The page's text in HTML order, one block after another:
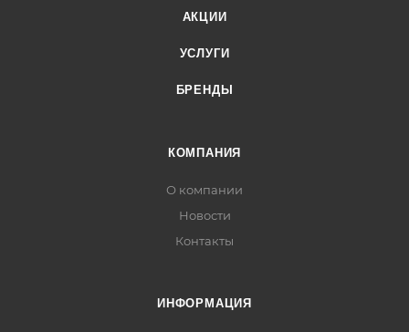
АКЦИИ
УСЛУГИ
БРЕНДЫ
КОМПАНИЯ
О компании
Новости
Контакты
ИНФОРМАЦИЯ